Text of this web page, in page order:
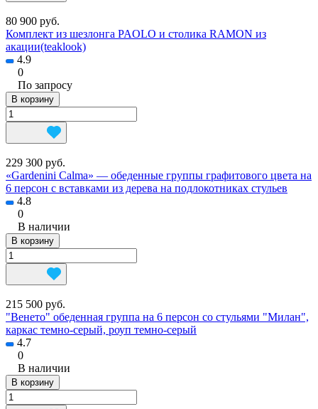
80 900 руб.
Комплект из шезлонга PAOLO и столика RAMON из
акации(teaklook)
4.9
0
По запросу
В корзину
229 300 руб.
«Gardenini Calma» — обеденные группы графитового цвета на
6 персон с вставками из дерева на подлокотниках стульев
4.8
0
В наличии
В корзину
215 500 руб.
"Венето" обеденная группа на 6 персон со стульями "Милан",
каркас темно-серый, роуп темно-серый
4.7
0
В наличии
В корзину